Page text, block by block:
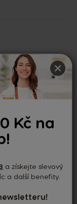
×
Kč na
a získejte slevový
a další benefity.